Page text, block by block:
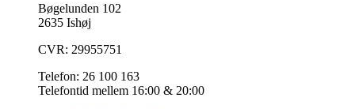
Bøgelunden 102
2635 Ishøj
CVR: 29955751
Telefon: 26 100 163
Telefontid mellem 16:00 & 20:00